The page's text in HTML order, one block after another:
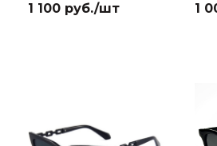
1 100 руб./шт 1